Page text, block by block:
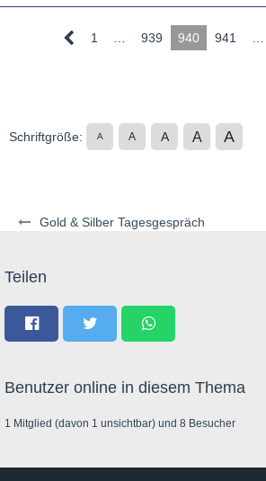
Gold & Silber Tagesgespräch
1 939 940 941
Schriftgröße: A A A A A
Teilen
Benutzer online in diesem Thema
1 Mitglied (davon 1 unsichtbar) und 8 Besucher